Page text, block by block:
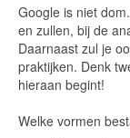
Google is niet
en zullen, bij de
Daarnaast zul je
praktijken. Denk
hieraan begint!
Welke vormen